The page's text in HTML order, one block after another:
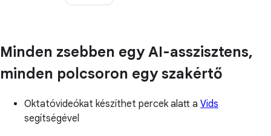
Minden zsebben egy AI-asszisztens,
minden polcsoron egy szakértő
Oktatóvideókat készíthet percek alatt a Vids
segítségével